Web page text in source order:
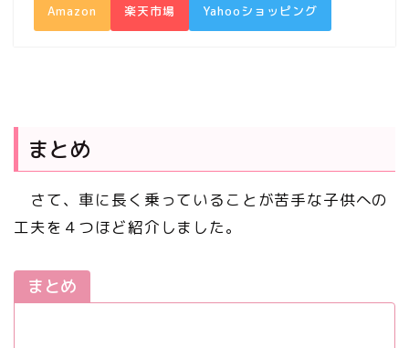
Amazon 楽天市場 Yahooショッピング
まとめ
さて、車に長く乗っていることが苦手な子供への
工夫を４つほど紹介しました。
まとめ